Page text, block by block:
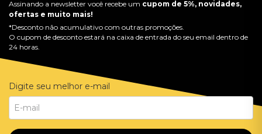
Assinando a newsletter você recebe um cupom de 5%, novidades,
ofertas e muito mais!
*Desconto não acumulativo com outras promoções.
O cupom de desconto estará na caixa de entrada do seu email dentro de
24 horas.
Digite seu melhor e-mail